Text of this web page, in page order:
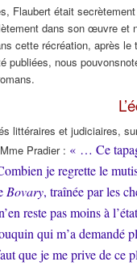
Flaubert était
dans son œuvre et
cette récréation, après
publiées, nous pouvons
littéraires et judiciaires,
Pradier : « … Ce
je regrette le
Bovary, traînée par les
reste pas moins à
qui m’a demandé
que je me prive de ce